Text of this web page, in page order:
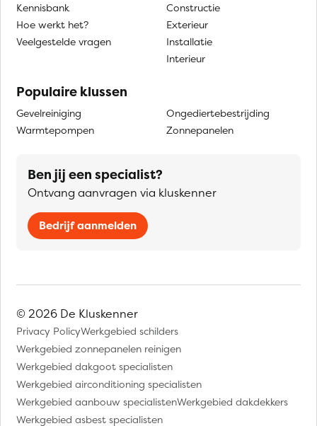
Kennisbank
Hoe werkt het?
Veelgestelde vragen
Constructie
Exterieur
Installatie
Interieur
Populaire klussen
Gevelreiniging
Warmtepompen
Ongediertebestrijding
Zonnepanelen
Ben jij een specialist?
Ontvang aanvragen via kluskenner
Bedrijf aanmelden
© 2026 De Kluskenner
Privacy PolicyWerkgebied schilders
Werkgebied zonnepanelen reinigen
Werkgebied dakgoot specialisten
Werkgebied airconditioning specialisten
Werkgebied aanbouw specialistenWerkgebied dakdekkers
Werkgebied asbest specialisten